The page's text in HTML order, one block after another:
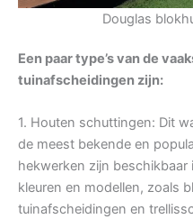
Douglas
Een paar type’s van de
tuinafscheidingen zijn:
1. Houten schuttingen: Dit
de meest bekende en
hekwerken zijn
kleuren en modellen, zoals
tuinafscheidingen en